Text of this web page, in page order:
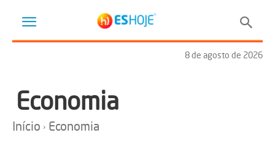
8 de agosto de 2026
Economia
Início Economia